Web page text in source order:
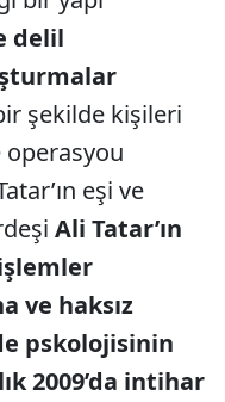
delil
şekilde kişileri
operasyou
eşi ve
Ali Tatar’ın
ve haksız
pskolojisinin
2009’da intihar